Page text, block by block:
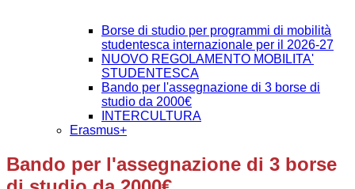
Borse di studio per programmi di mobilità
studentesca internazionale per il 2026-27
NUOVO REGOLAMENTO MOBILITA'
STUDENTESCA
Bando per l'assegnazione di 3 borse di
studio da 2000€
INTERCULTURA
Erasmus+
Bando per l'assegnazione di 3 borse